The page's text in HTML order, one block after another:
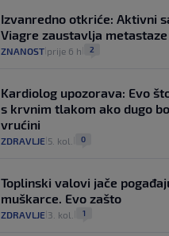
Izvanredno otkriće: Aktivni
Viagre zaustavlja metastaze
ZNANOST prije 6 h 2
Kardiolog upozorava: Evo
s krvnim tlakom ako dugo
vrućini
ZDRAVLJE 5. kol. 0
Toplinski valovi jače
muškarce. Evo zašto
ZDRAVLJE 3. kol. 1